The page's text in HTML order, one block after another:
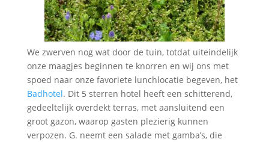
We zwerven nog wat door de tuin, totdat uiteindelijk
onze maagjes beginnen te knorren en wij ons met
spoed naar onze favoriete lunchlocatie begeven, het
Badhotel. Dit 5 sterren hotel heeft een schitterend,
gedeeltelijk overdekt terras, met aansluitend een
groot gazon, waarop gasten plezierig kunnen
verpozen. G. neemt een salade met gamba’s, die